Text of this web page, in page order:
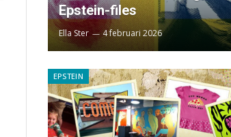
Epstein-files
Ella Ster 4 februari 2026
EPSTEIN